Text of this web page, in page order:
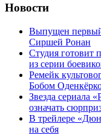
Новости
Выпущен первый
Сиршей Ронан
Студия готовит
из серии
Ремейк
Бобом
Звезда сериала
означать
В трейлере
на себя